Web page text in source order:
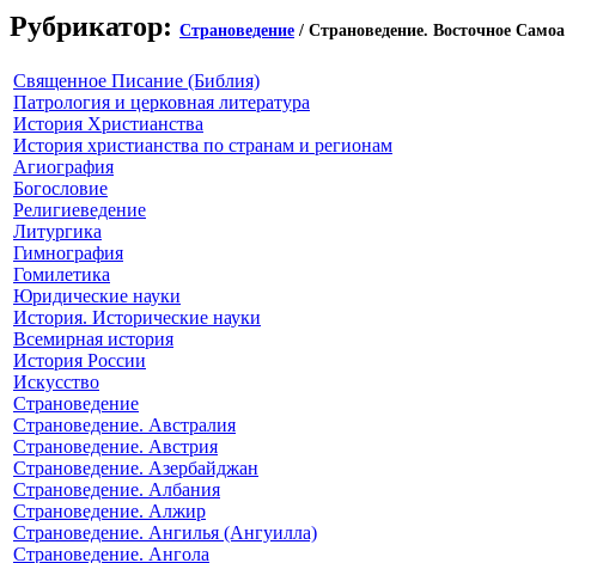
Рубрикатор: Страноведение / Страноведение. Восточное Самоа
Священное Писание (Библия)
Патрология и церковная литература
История Христианства
История христианства по странам и регионам
Агиография
Богословие
Религиеведение
Литургика
Гимнография
Гомилетика
Юридические науки
История. Исторические науки
Всемирная история
История России
Искусство
Страноведение
Страноведение. Австралия
Страноведение. Австрия
Страноведение. Азербайджан
Страноведение. Албания
Страноведение. Алжир
Страноведение. Ангилья (Ангуилла)
Страноведение. Ангола